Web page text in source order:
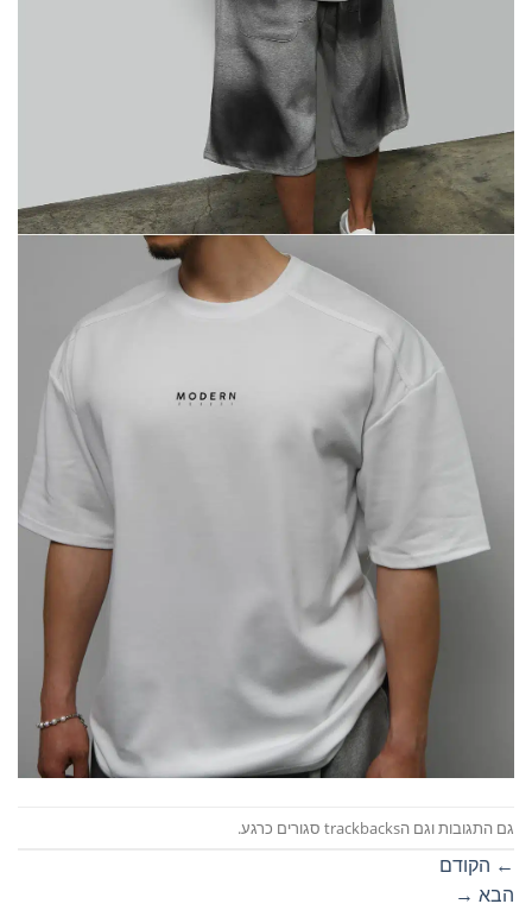
גם התגובות וגם הtrackbacks סגורים כרגע.
← הקודם
הבא →